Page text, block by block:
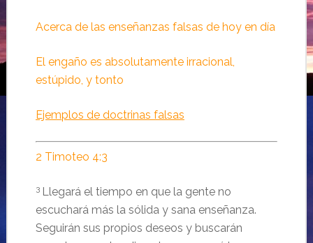
Acerca de las enseñanzas falsas de hoy en día
El engaño es absolutamente irracional,
estúpido, y tonto
Ejemplos de doctrinas falsas
2 Timoteo 4:3
3 Llegará el tiempo en que la gente no
escuchará más la sólida y sana enseñanza.
Seguirán sus propios deseos y buscarán